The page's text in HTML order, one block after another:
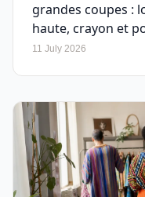
grandes coupes :
haute, crayon et
11 July 2026